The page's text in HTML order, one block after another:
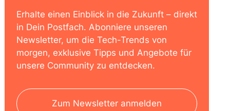
Erhalte einen Einblick in die Zukunft – direkt
in Dein Postfach. Abonniere unseren
Newsletter, um die Tech-Trends von
morgen, exklusive Tipps und Angebote für
unsere Community zu entdecken.
Zum Newsletter anmelden